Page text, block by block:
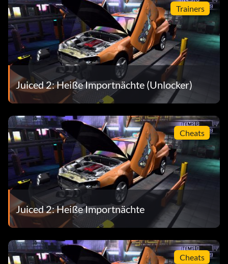
Trainers
Juiced 2: Heiße Importnächte (Unlocker)
Cheats
Juiced 2: Heiße Importnächte
Cheats